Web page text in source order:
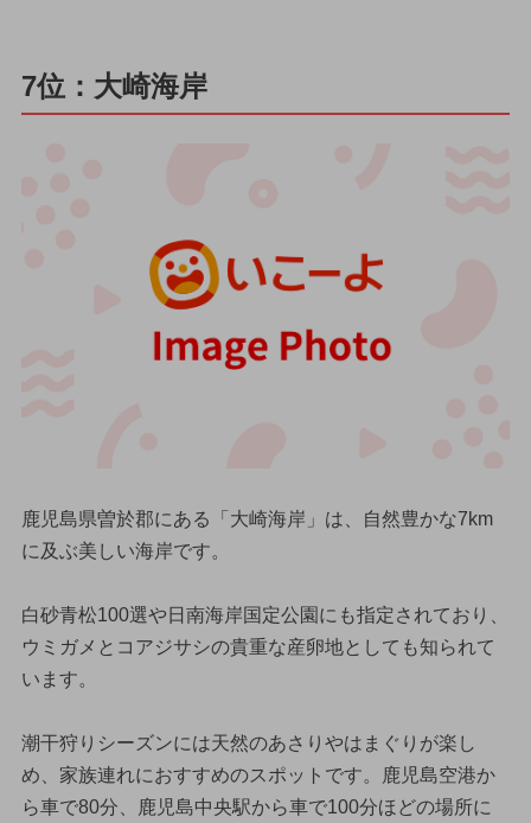
7位：大崎海岸
鹿児島県曽於郡にある「大崎海岸」は、自然豊かな7km
に及ぶ美しい海岸です。
白砂青松100選や日南海岸国定公園にも指定されており、
ウミガメとコアジサシの貴重な産卵地としても知られて
います。
潮干狩りシーズンには天然のあさりやはまぐりが楽し
め、家族連れにおすすめのスポットです。鹿児島空港か
ら車で80分、鹿児島中央駅から車で100分ほどの場所に